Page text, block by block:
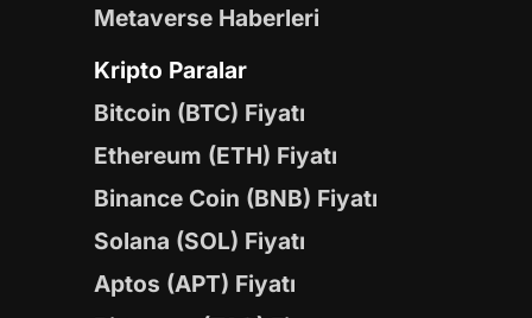
Metaverse Haberleri
Kripto Paralar
Bitcoin (BTC) Fiyatı
Ethereum (ETH) Fiyatı
Binance Coin (BNB) Fiyatı
Solana (SOL) Fiyatı
Aptos (APT) Fiyatı